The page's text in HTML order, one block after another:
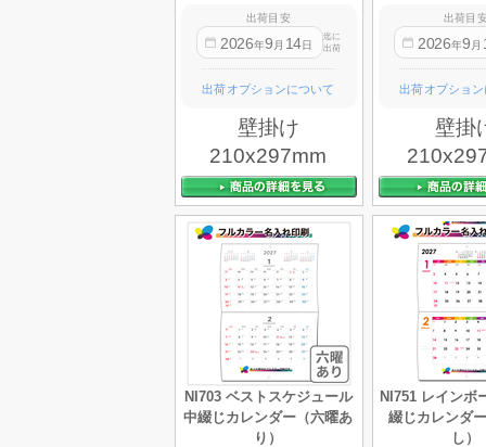
出荷目安
2026年9 月 14日
迄に
出荷
出荷オプションについて
壁掛け
210x297mm
出荷目
2026年9 月
出荷オプショ
壁掛
NI703 ベストスケジュール
中綴じカレンダー（六曜あ
り）
NI751 レインボ
綴じカレンダ
し）